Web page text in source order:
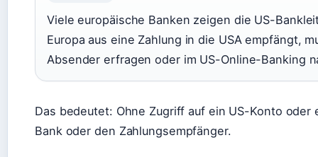
Viele europäische Banken zeigen die US-
Europa aus eine Zahlung in die USA empfängt,
Absender erfragen oder im US-Online-Banking
Das bedeutet: Ohne Zugriff auf ein US-Konto
Bank oder den Zahlungsempfänger.